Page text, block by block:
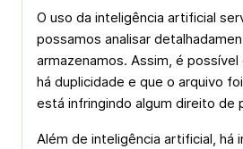
O uso da inteligência artificial
possamos analisar
armazenamos. Assim, é
há duplicidade e que o arquivo
está infringindo algum direito de
Além de inteligência artificial, há